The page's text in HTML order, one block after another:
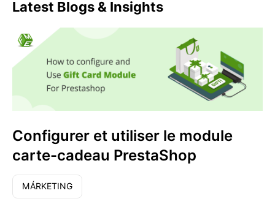
Latest Blogs & Insights
Configurer et utiliser le module
carte-cadeau PrestaShop
MÁRKETING